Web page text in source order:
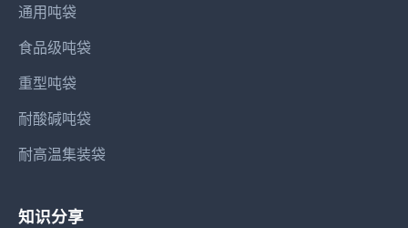
通用吨袋
食品级吨袋
重型吨袋
耐酸碱吨袋
耐高温集装袋
知识分享